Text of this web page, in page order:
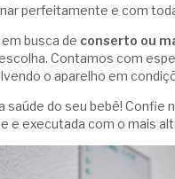
perfeitamente e com
busca de conserto ou
Contamos com
o aparelho em
saúde do seu bebê! Confie
e executada com o mais